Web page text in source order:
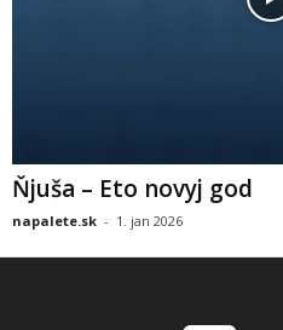
Ňjuša – Eto novyj god
napalete.sk - 1. jan 2026